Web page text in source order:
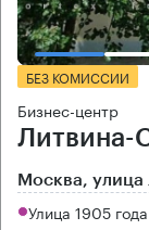
БЕЗ КОМИССИИ
Бизнес-центр
Литвина-
Москва, улица
Улица 1905